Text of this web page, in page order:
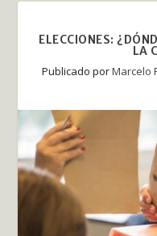
ELECCIONES:
LA
Publicado porMarcelo